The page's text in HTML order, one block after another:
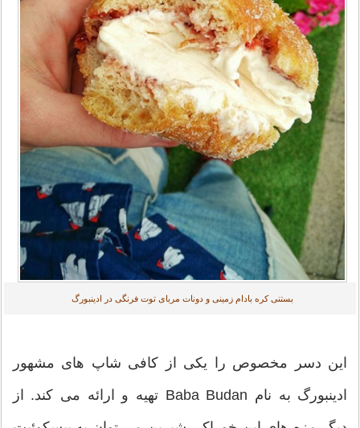
بستنی کره بادام زمینی و دونات مربای توت فرنگی در ادینبورگ
این دسر مخصوص را یکی از کافی شاپ های مشهور
ادینبورگ به نام Baba Budan تهیه و ارائه می کند. از